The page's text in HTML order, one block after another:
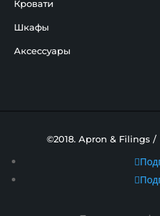
Кровати
Шкафы
Аксессуары
©2018. Apron & Filings